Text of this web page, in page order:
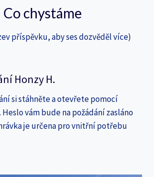
Co chystáme
příspěvku, aby ses dozvěděl více)
Honzy H.
si stáhněte a otevřete pomocí
vám bude na požádání zasláno
je určena pro vnitřní potřebu